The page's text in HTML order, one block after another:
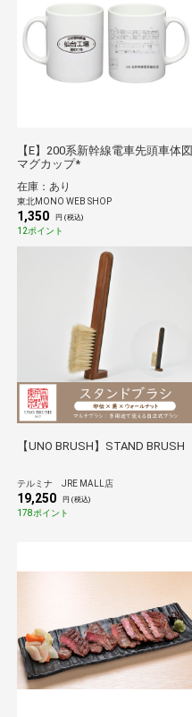
【E】200系新幹線電車先頭車体図
マグカップ*
在庫：あり
東北MONO WEB SHOP
1,350 円 (税込)
12ポイント
【UNO BRUSH】STAND BRUSH
テルミナ JRE MALL店
19,250 円 (税込)
178ポイント